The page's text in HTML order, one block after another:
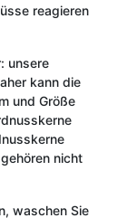
reagieren
unsere
kann die
und Größe
nicht
waschen Sie